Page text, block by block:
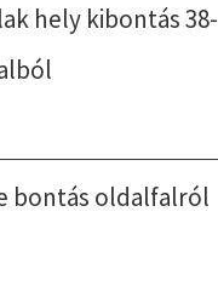
hely kibontás 38-
bontás oldalfalról